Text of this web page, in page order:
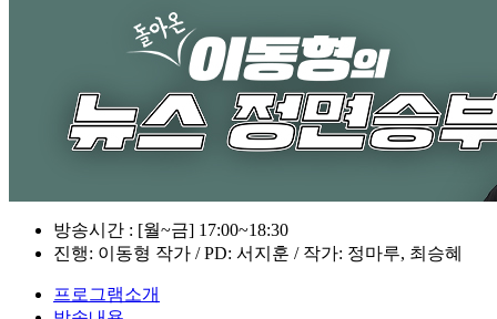
방송시간 : [월~금] 17:00~18:30
진행: 이동형 작가 / PD: 서지훈 / 작가: 정마루, 최승혜
프로그램소개